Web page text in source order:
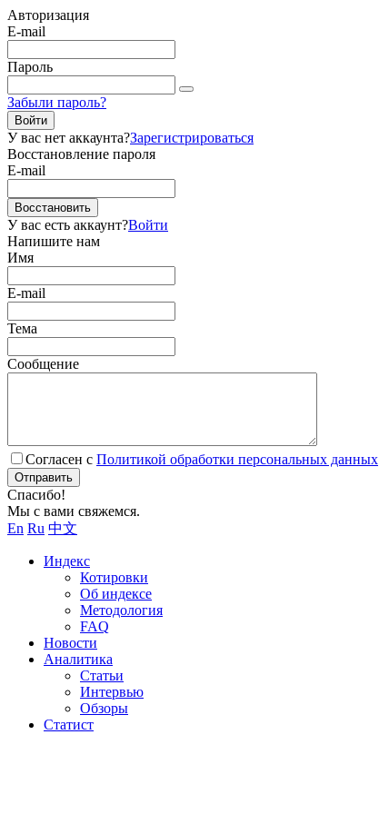
Авторизация
E-mail
Пароль
Забыли пароль?
Войти
У вас нет аккаунта?Зарегистрироваться
Восстановление пароля
E-mail
Восстановить
У вас есть аккаунт?Войти
Напишите нам
Имя
E-mail
Тема
Сообщение
Согласен с Политикой обработки персональных данных
Отправить
Спасибо!
Мы с вами свяжемся.
En Ru 中文
Индекс
Котировки
Об индексе
Методология
FAQ
Новости
Аналитика
Статьи
Интервью
Обзоры
Статист